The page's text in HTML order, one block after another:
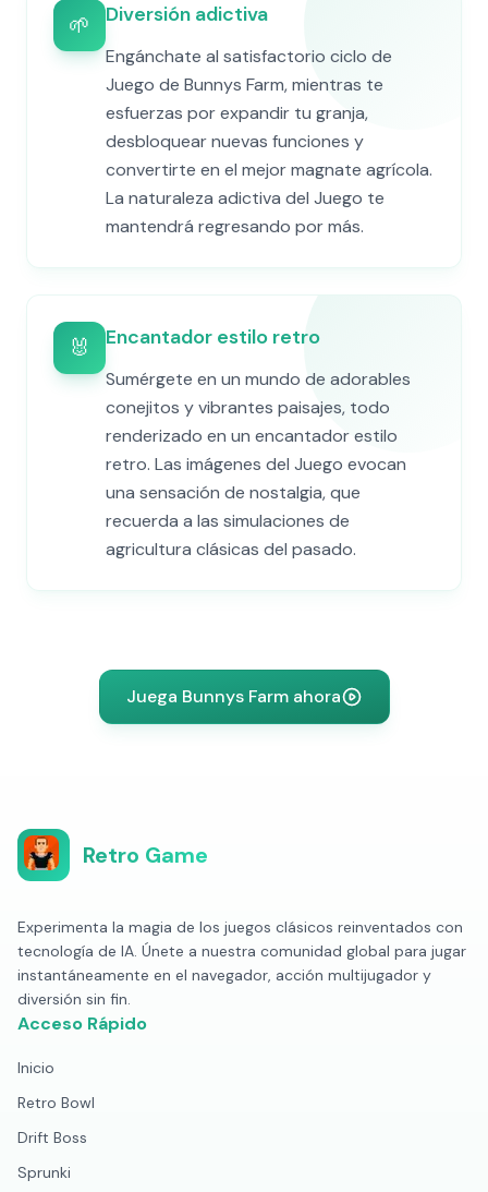
🌱 Diversión adictiva
Engánchate al satisfactorio ciclo de
Juego de Bunnys Farm, mientras te
esfuerzas por expandir tu granja,
desbloquear nuevas funciones y
convertirte en el mejor magnate agrícola.
La naturaleza adictiva del Juego te
mantendrá regresando por más.
🐰 Encantador estilo retro
Sumérgete en un mundo de adorables
conejitos y vibrantes paisajes, todo
renderizado en un encantador estilo
retro. Las imágenes del Juego evocan
una sensación de nostalgia, que
recuerda a las simulaciones de
agricultura clásicas del pasado.
Juega Bunnys Farm ahora
Retro Game
Experimenta la magia de los juegos clásicos reinventados con
tecnología de IA. Únete a nuestra comunidad global para jugar
instantáneamente en el navegador, acción multijugador y
diversión sin fin.
Acceso Rápido
Inicio
Retro Bowl
Drift Boss
Sprunki